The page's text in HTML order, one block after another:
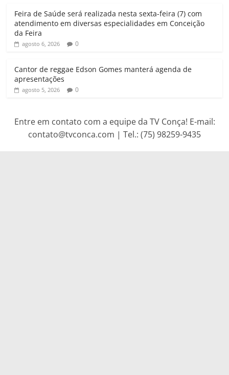
Feira de Saúde será realizada nesta sexta-feira (7) com
atendimento em diversas especialidades em Conceição
da Feira
agosto 6, 2026 0
Cantor de reggae Edson Gomes manterá agenda de
apresentações
agosto 5, 2026 0
Entre em contato com a equipe da TV Conça! E-mail:
contato@tvconca.com | Tel.: (75) 98259-9435